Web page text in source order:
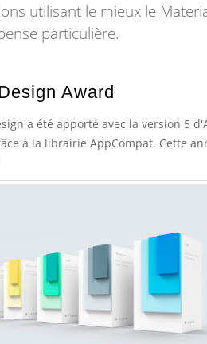
utilisant le mieux le
particulière.
Award
a été apporté avec la version 5
à la librairie AppCompat. Cette